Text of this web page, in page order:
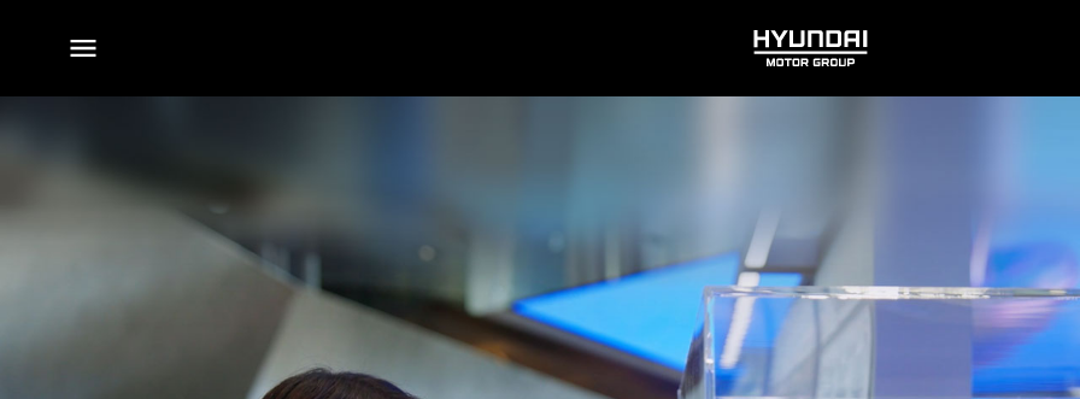
전체
HYUNDAI
MOTOR